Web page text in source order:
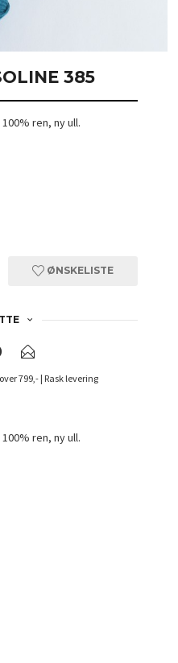
385
ren, ny ull.
ØNSKELISTE
799,- | Rask levering
ren, ny ull.